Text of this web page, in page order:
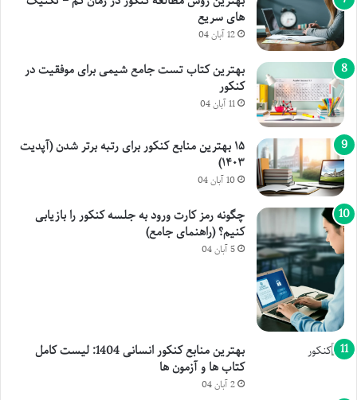
های سریع
12 آبان 04
بهترین کتاب تست جامع شیمی برای موفقیت در
کنکور
11 آبان 04
۱۵ بهترین منابع کنکور برای رتبه برتر شدن (آپدیت
۱۴۰۳)
10 آبان 04
چگونه رمز کارت ورود به جلسه کنکور را بازیابی
کنیم؟ (راهنمای جامع)
5 آبان 04
بهترین منابع کنکور انسانی 1404: لیست کامل
کتاب ها و آزمون ها
2 آبان 04